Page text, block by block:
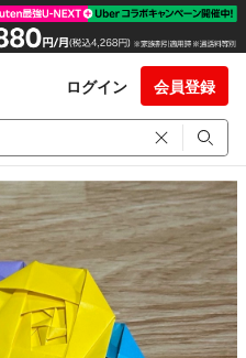
ログイン 会員登録